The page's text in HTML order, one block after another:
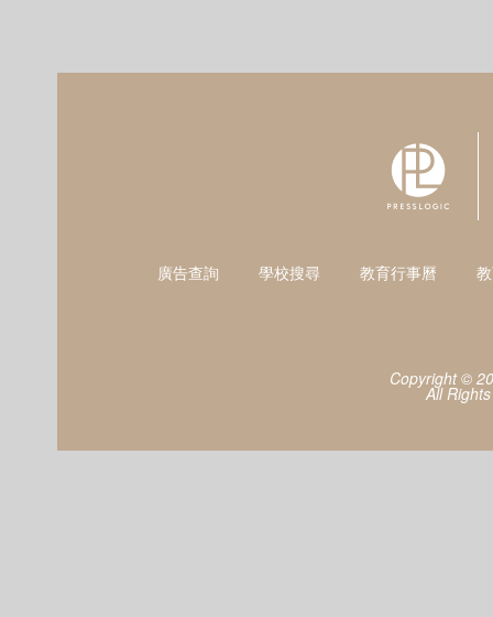
廣告查詢 學校搜尋 教育行事曆
Copyright ©
All